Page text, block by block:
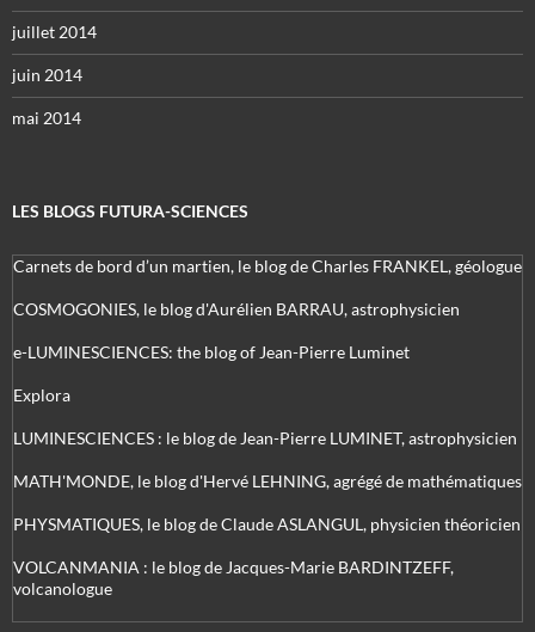
juillet 2014
juin 2014
mai 2014
LES BLOGS FUTURA-SCIENCES
Carnets de bord d’un martien, le blog de Charles FRANKEL, géologue
COSMOGONIES, le blog d'Aurélien BARRAU, astrophysicien
e-LUMINESCIENCES: the blog of Jean-Pierre Luminet
Explora
LUMINESCIENCES : le blog de Jean-Pierre LUMINET, astrophysicien
MATH'MONDE, le blog d'Hervé LEHNING, agrégé de mathématiques
PHYSMATIQUES, le blog de Claude ASLANGUL, physicien théoricien
VOLCANMANIA : le blog de Jacques-Marie BARDINTZEFF,
volcanologue